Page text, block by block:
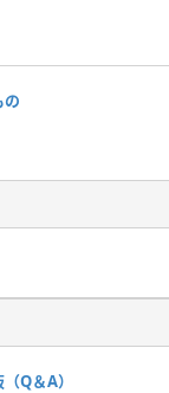
の
Q＆A）